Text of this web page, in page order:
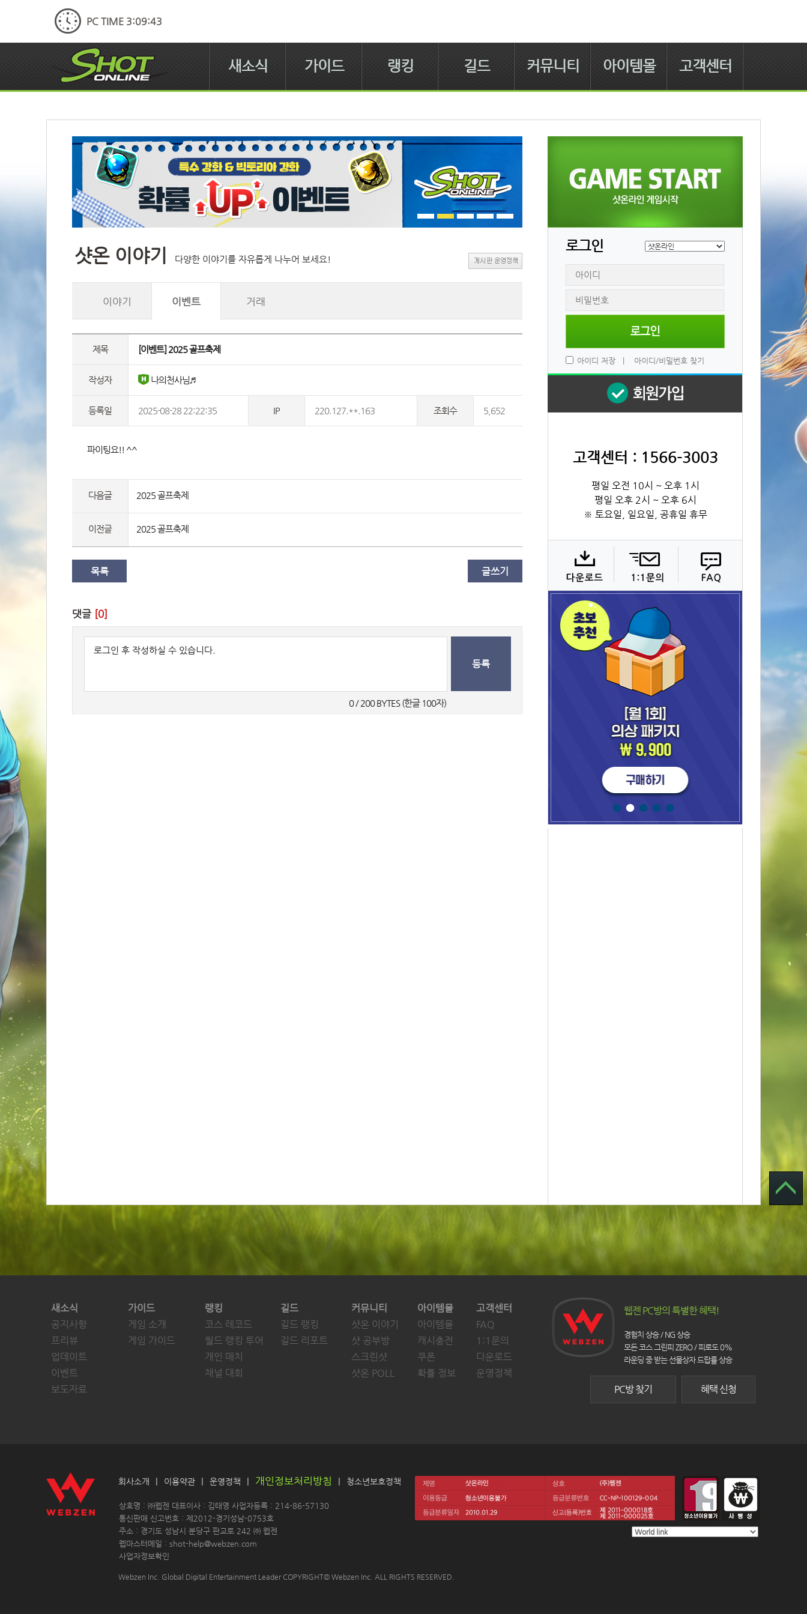
PC TIME 3:09:44
새소식 가이드 랭킹 길드 커뮤니티 아이템몰 고객센터
샷온 이야기 다양한 이야기를 자유롭게 나누어 보세요!
이야기 이벤트 거래
제목 [이벤트] 2025 골프축제
작성자 나의천사님♬
등록일 2025-08-28 22:22:35 IP 220.127.**.163 조회수 5,652
파이팅요!! ^^
다음글 2025 골프축제
이전글 2025 골프축제
목록 글쓰기
댓글 [0]
0 / 200 BYTES (한글 100자)
등록
로그인
아이디 저장 아이디/비밀번호 찾기
고객센터 : 1566-3003
평일 오전 10시 ~ 오후 1시
평일 오후 2시 ~ 오후 6시
※ 토요일, 일요일, 공휴일 휴무
새소식
공지사항
프리뷰
업데이트
이벤트
보도자료
가이드
게임 소개
게임 가이드
랭킹
코스 레코드
월드 랭킹 투어
개인 매치
채널 대회
길드
길드 랭킹
길드 리포트
커뮤니티
샷온 이야기
샷 공부방
스크린샷
샷온 POLL
아이템몰
아이템몰
캐시충전
쿠폰
확률 정보
고객센터
FAQ
1:1문의
다운로드
운영정책
웹젠 PC방의 특별한 혜택!
경험치 상승 / NG 상승
모든 코스 그린피 ZERO / 피로도 0%
라운딩 중 받는 선물상자 드랍률 상승
혜택 신청
PC방 찾기
회사소개 | 이용약관 | 운영정책 | 개인정보처리방침 | 청소년보호정책
상호명 : ㈜웹젠 대표이사 : 김태영 사업자등록 : 214-86-57130
통신판매 신고번호 : 제2012-경기성남-0753호
주소 : 경기도 성남시 분당구 판교로 242 ㈜ 웹젠
웹마스터메일 : shot-help@webzen.com
사업자정보확인
Webzen Inc. Global Digital Entertainment Leader COPYRIGHT© Webzen Inc. ALL RIGHTS RESERVED.